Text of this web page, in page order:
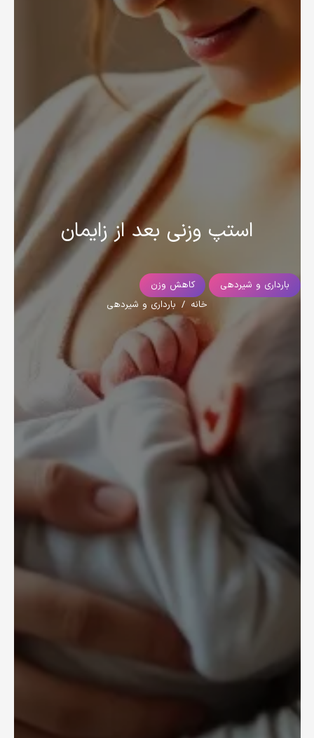
استپ وزنی بعد از زایمان
بارداری و شیردهی
کاهش وزن
خانه / بارداری و شیردهی